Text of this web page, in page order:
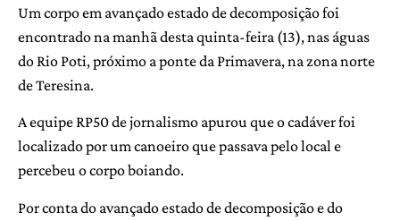
Um corpo em avançado estado de decomposição foi
encontrado na manhã desta quinta-feira (13), nas águas
do Rio Poti, próximo a ponte da Primavera, na zona norte
de Teresina.
A equipe RP50 de jornalismo apurou que o cadáver foi
localizado por um canoeiro que passava pelo local e
percebeu o corpo boiando.
Por conta do avançado estado de decomposição e do